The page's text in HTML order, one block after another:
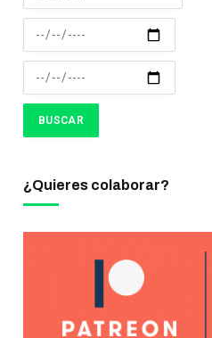
¿Quieres colaborar?